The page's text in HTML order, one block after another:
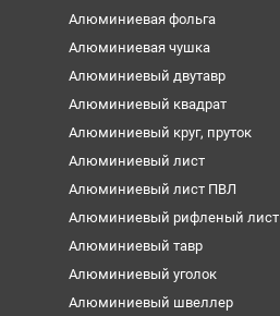
Алюминиевая фольга
Алюминиевая чушка
Алюминиевый двутавр
Алюминиевый квадрат
Алюминиевый круг, пруток
Алюминиевый лист
Алюминиевый лист ПВЛ
Алюминиевый рифленый лист
Алюминиевый тавр
Алюминиевый уголок
Алюминиевый швеллер